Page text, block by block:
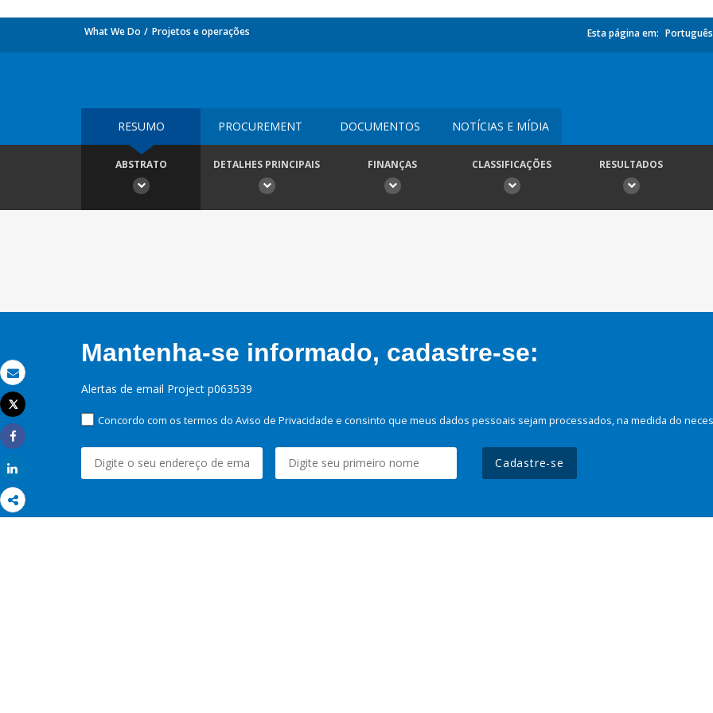
Email
Imprimir
Tweet
Share
What We Do Projetos e operações Esta página em: Português
RESUMO PROCUREMENT DOCUMENTOS NOTÍCIAS E MÍDIA
ABSTRATO DETALHES PRINCIPAIS FINANÇAS CLASSIFICAÇÕES RESULTADOS
Mantenha-se informado, cadastre-se:
Alertas de email Project p063539
Concordo com os termos do Aviso de Privacidade e consinto que meus dados pessoais sejam processados, na medida do
Cadastre-se